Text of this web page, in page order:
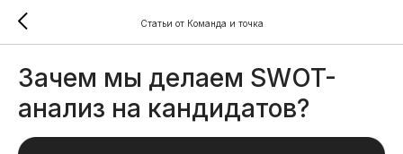
Статьи от Команда и точка
Зачем мы делаем SWOT-
анализ на кандидатов?